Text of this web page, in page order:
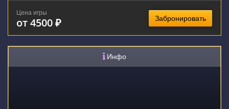
Цена игры
от 4500 ₽ Забронировать
Инфо